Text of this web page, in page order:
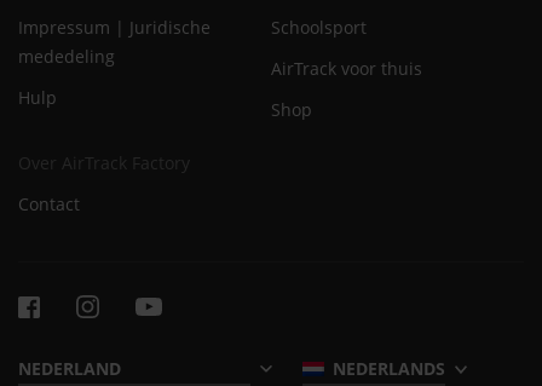
Impressum | Juridische
mededeling
Hulp
Schoolsport
AirTrack voor thuis
Shop
Over AirTrack Factory
Contact
NEDERLANDS